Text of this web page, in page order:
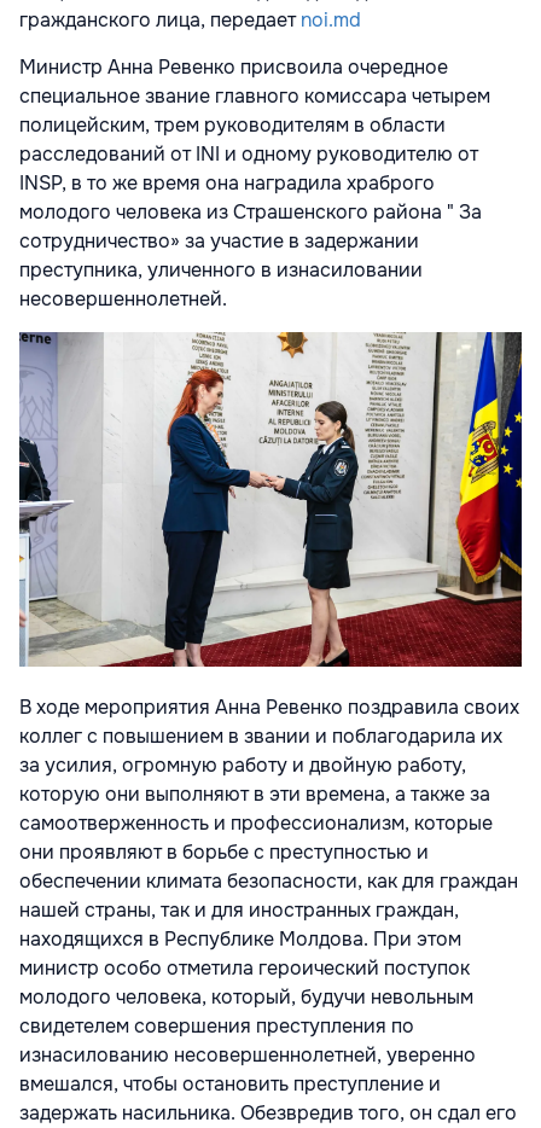
гражданского лица, передаетnoi.md
Министр Анна Ревенко присвоила очередное
специальное звание главного комиссара четырем
полицейским, трем руководителям в области
расследований от INI и одному руководителю от
INSP, в то же время она наградила храброго
молодого человека из Страшенского района " За
сотрудничество» за участие в задержании
преступника, уличенного в изнасиловании
несовершеннолетней.
В ходе мероприятия Анна Ревенко поздравила своих
коллег с повышением в звании и поблагодарила их
за усилия, огромную работу и двойную работу,
которую они выполняют в эти времена, а также за
самоотверженность и профессионализм, которые
они проявляют в борьбе с преступностью и
обеспечении климата безопасности, как для граждан
нашей страны, так и для иностранных граждан,
находящихся в Республике Молдова. При этом
министр особо отметила героический поступок
молодого человека, который, будучи невольным
свидетелем совершения преступления по
изнасилованию несовершеннолетней, уверенно
вмешался, чтобы остановить преступление и
задержать насильника. Обезвредив того, он сдал его